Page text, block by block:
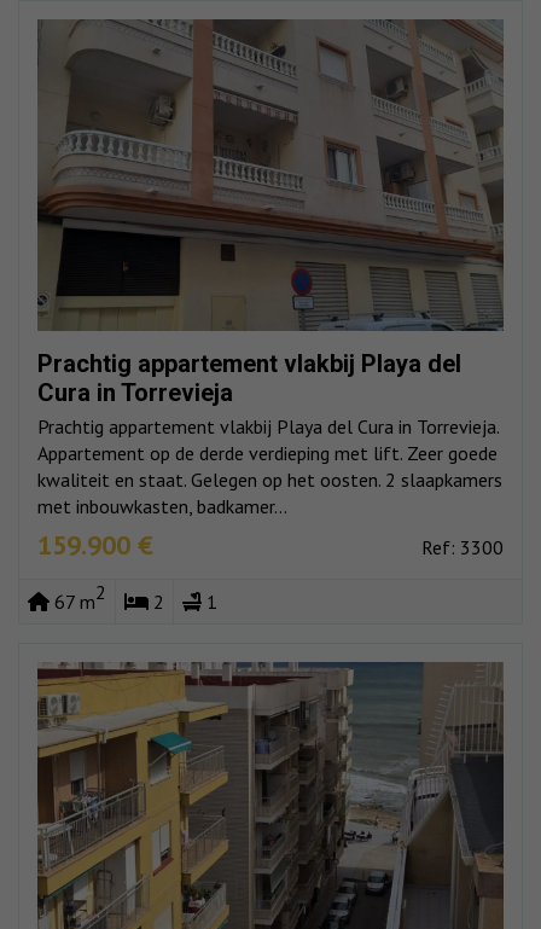
Prachtig appartement vlakbij Playa del
Cura in Torrevieja
Prachtig appartement vlakbij Playa del Cura in Torrevieja.
Appartement op de derde verdieping met lift. Zeer goede
kwaliteit en staat. Gelegen op het oosten. 2 slaapkamers
met inbouwkasten, badkamer...
159.900 € Ref: 3300
67 m2 2 1